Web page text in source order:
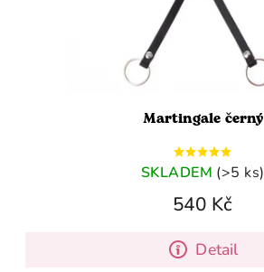
Martingale černý
SKLADEM (>5 ks)
540 Kč
Detail